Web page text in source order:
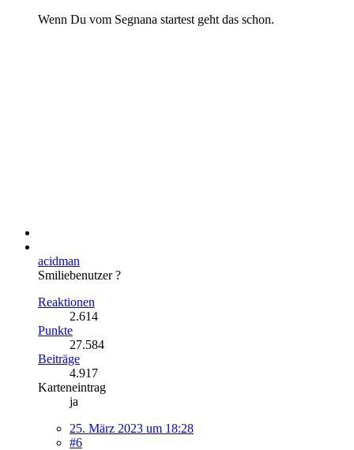
Wenn Du vom Segnana startest geht das schon.
acidman
Smiliebenutzer ?
Reaktionen
2.614
Punkte
27.584
Beiträge
4.917
Karteneintrag
ja
25. März 2023 um 18:28
#6